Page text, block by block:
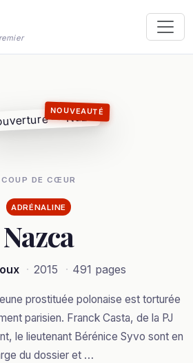
COUP DE CŒUR
ADRÉNALINE
Nazca
· 2015 · 491 pages
prostituée polonaise est torturée
parisien. Franck Casta, de la PJ
le lieutenant Bérénice Syvo sont en
du dossier et …
NOUVEAUTÉ